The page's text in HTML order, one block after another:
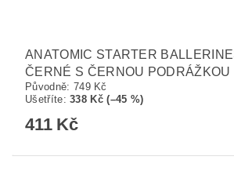
ANATOMIC STARTER
ČERNÉ S ČERNOU PODRÁŽKOU
Původně: 749 Kč
Ušetříte:338 Kč (–45 %)
411 Kč